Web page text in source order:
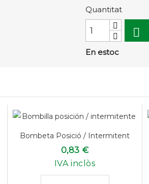
Quantitat

En estoc
Bombeta Posició / Intermitent
0,83 €
IVA inclòs